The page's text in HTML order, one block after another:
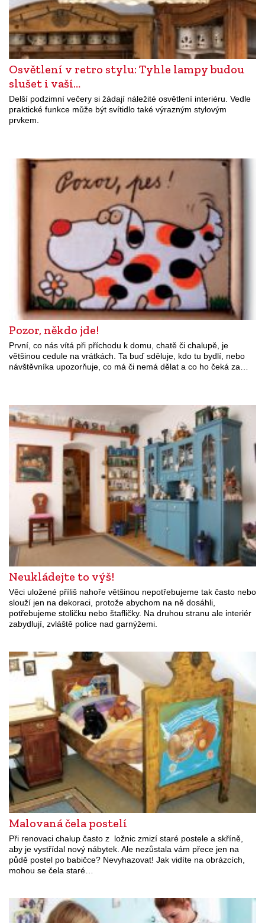
Osvětlení v retro stylu: Tyhle lampy budou
slušet i vaší…
Delší podzimní večery si žádají náležité osvětlení interiéru. Vedle
praktické funkce může být svítidlo také výrazným stylovým
prvkem.
Pozor, někdo jde!
První, co nás vítá při příchodu k domu, chatě či chalupě, je
většinou cedule na vrátkách. Ta buď sděluje, kdo tu bydlí, nebo
návštěvníka upozorňuje, co má či nemá dělat a co ho čeká za…
Neukládejte to výš!
Věci uložené příliš nahoře většinou nepotřebujeme tak často nebo
slouží jen na dekoraci, protože abychom na ně dosáhli,
potřebujeme stoličku nebo štafličky. Na druhou stranu ale interiér
zabydlují, zvláště police nad garnýžemi.
Malovaná čela postelí
Při renovaci chalup často z ložnic zmizí staré postele a skříně,
aby je vystřídal nový nábytek. Ale nezůstala vám přece jen na
půdě postel po babičce? Nevyhazovat! Jak vidíte na obrázcích,
mohou se čela staré…